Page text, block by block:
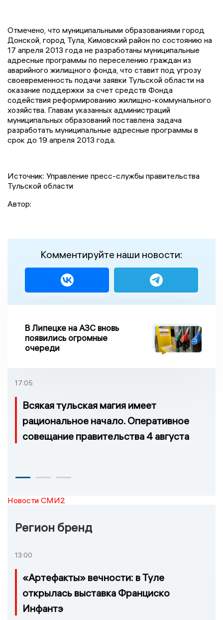
Отмечено, что муниципальными образованиями город
Донской, город Тула, Кимовский район по состоянию на
17 апреля 2013 года не разработаны муниципальные
адресные программы по переселению граждан из
аварийного жилищного фонда, что ставит под угрозу
своевременность подачи заявки Тульской области на
оказание поддержки за счет средств Фонда
содействия реформированию жилищно-коммунального
хозяйства. Главам указанных администраций
муниципальных образований поставлена задача
разработать муниципальные адресные программы в
срок до 19 апреля 2013 года.
Источник: Управление пресс-службы правительства
Тульской области
Автор:
Комментируйте наши новости:
В Липецке на АЗС вновь
появились огромные
очереди
17:05
Всякая тульская магия имеет
рациональное начало. Оперативное
совещание правительства 4 августа
Новости СМИ2
Регион бренд
13:00
«Артефакты» вечности: в Туле
открылась выставка Франциско
Инфантэ